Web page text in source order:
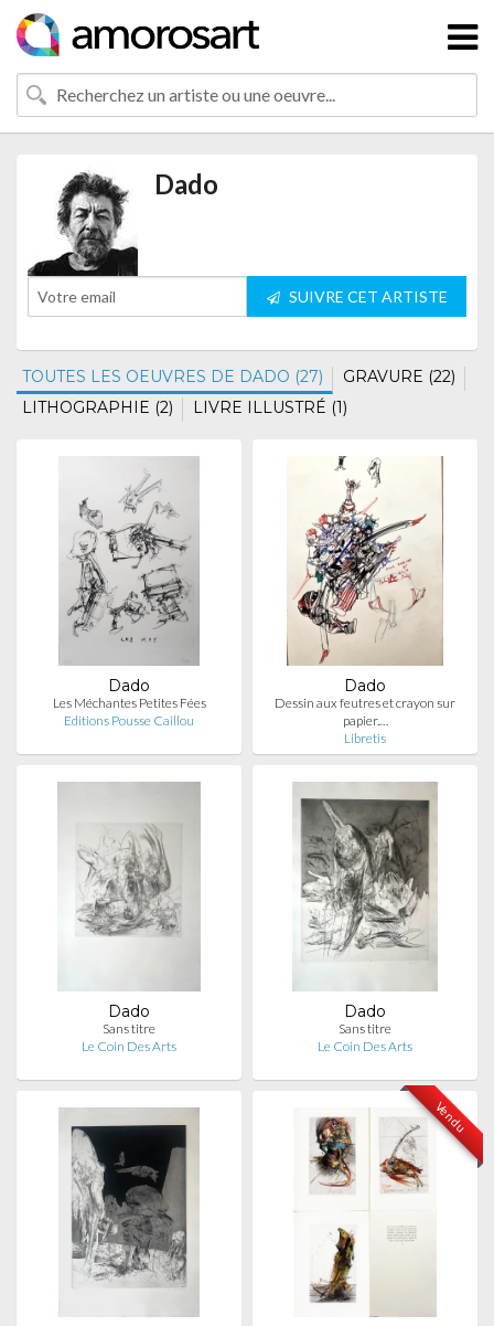
Dado
SUIVRE CET ARTISTE
TOUTES LES OEUVRES DE DADO (27)
GRAVURE (22)
LITHOGRAPHIE (2)
LIVRE ILLUSTRÉ (1)
Dado
Les Méchantes Petites Fées
Editions Pousse Caillou
Dado
Dessin aux feutres et crayon sur
papier.…
Libretis
Dado
Sans titre
Le Coin Des Arts
Dado
Sans titre
Le Coin Des Arts
Vendu